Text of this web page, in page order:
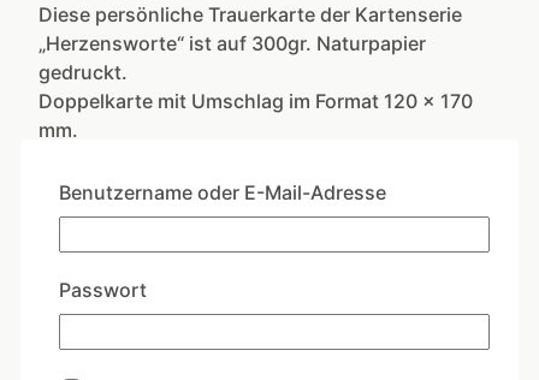
Diese persönliche Trauerkarte der Kartenserie
„Herzensworte“ ist auf 300gr. Naturpapier
gedruckt.
Doppelkarte mit Umschlag im Format 120 x 170
mm.
Zeit
der
Stille
Menge
Artikelnummer:HW021 Kategorien:
Herzensworte,Trauer,Trösten
Benutzername oder E-Mail-Adresse
Passwort